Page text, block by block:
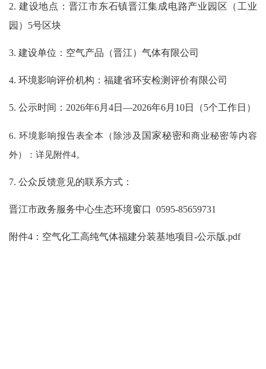
2. 建设地点：晋江市东石镇晋江集成电路产业园区（工业
园） 5号区块
3.建设单位：空气产品（晋江）气体有限公司
4.环境影响评价机构：福建省环安检测评价有限公司
5. 公示时间：2026年6月4日—2026年6月 10日（5个工作日）
6. 环境影响报告表全本（除涉及 国家秘密和商业秘密等内容
外）：详见附件4。
7. 公众反馈意见的联系方式：
晋江市政务服务中心生态环境窗口 0595-85659731
附件4 ： 空气化工高纯气体福建分装基地项目-公示版.pdf